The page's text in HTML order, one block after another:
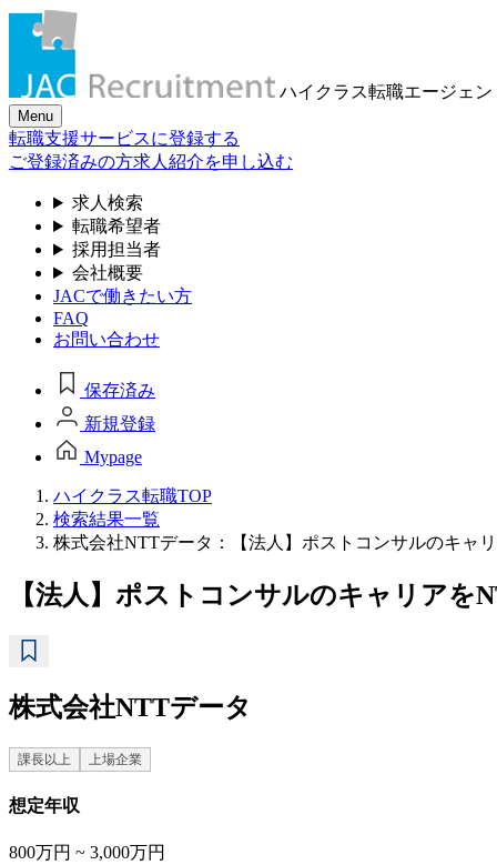
ハイクラス転職エージェン
Menu
転職支援サービスに登録する
ご登録済みの方求人紹介を申し込む
求人検索
転職希望者
採用担当者
会社概要
JACで働きたい方
FAQ
お問い合わせ
保存済み
新規登録
Mypage
ハイクラス転職TOP
検索結果一覧
株式会社NTTデータ：【法人】ポストコンサルのキャ
【法人】ポストコンサルのキャリア
株式会社NTTデータ
課長以上 上場企業
想定年収
800万円 ~ 3,000万円